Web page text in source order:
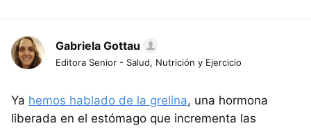
Gabriela Gottau
Editora Senior - Salud, Nutrición y Ejercicio
Ya hemos hablado de la grelina, una hormona
liberada en el estómago que incrementa las